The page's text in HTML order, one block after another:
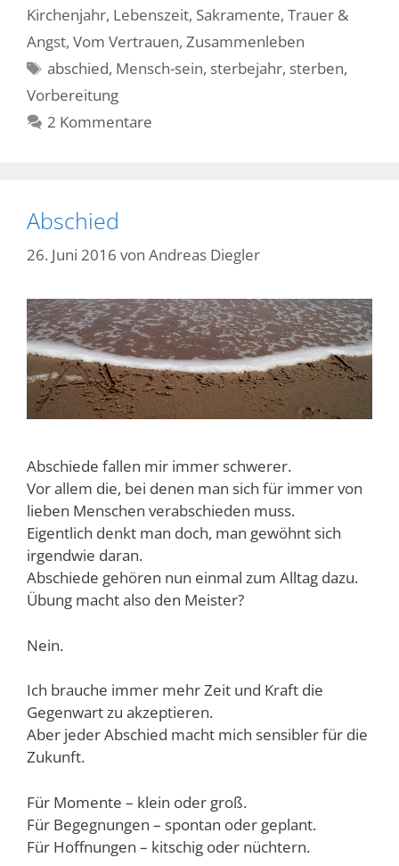
Kirchenjahr, Lebenszeit, Sakramente, Trauer &
Angst, Vom Vertrauen, Zusammenleben
Schlagwörter
abschied, Mensch-sein, sterbejahr, sterben,
Vorbereitung
2 Kommentare
Abschied
26. Juni 2016 von Andreas Diegler
Abschiede fallen mir immer schwerer.
Vor allem die, bei denen man sich für immer von
lieben Menschen verabschieden muss.
Eigentlich denkt man doch, man gewöhnt sich
irgendwie daran.
Abschiede gehören nun einmal zum Alltag dazu.
Übung macht also den Meister?
Nein.
Ich brauche immer mehr Zeit und Kraft die
Gegenwart zu akzeptieren.
Aber jeder Abschied macht mich sensibler für die
Zukunft.
Für Momente – klein oder groß.
Für Begegnungen – spontan oder geplant.
Für Hoffnungen – kitschig oder nüchtern.